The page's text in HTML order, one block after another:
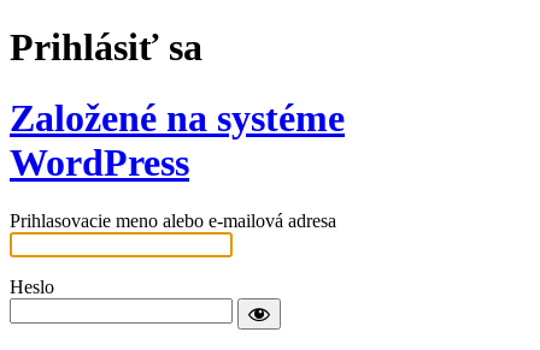
Prihlásiť sa
Založené na systéme
WordPress
Prihlasovacie meno alebo e-mailová adresa
Heslo